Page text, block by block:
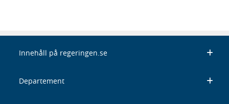
Innehåll på regeringen.se
Departement